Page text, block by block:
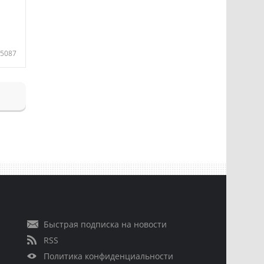
5087
Быстрая подписка на новости
RSS
Политика конфиденциальности